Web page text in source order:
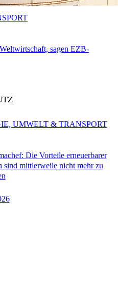
sagen EZB-
Die Vorteile erneuerbarer
sind mittlerweile nicht mehr zu
UMWELT & TRANSPORT